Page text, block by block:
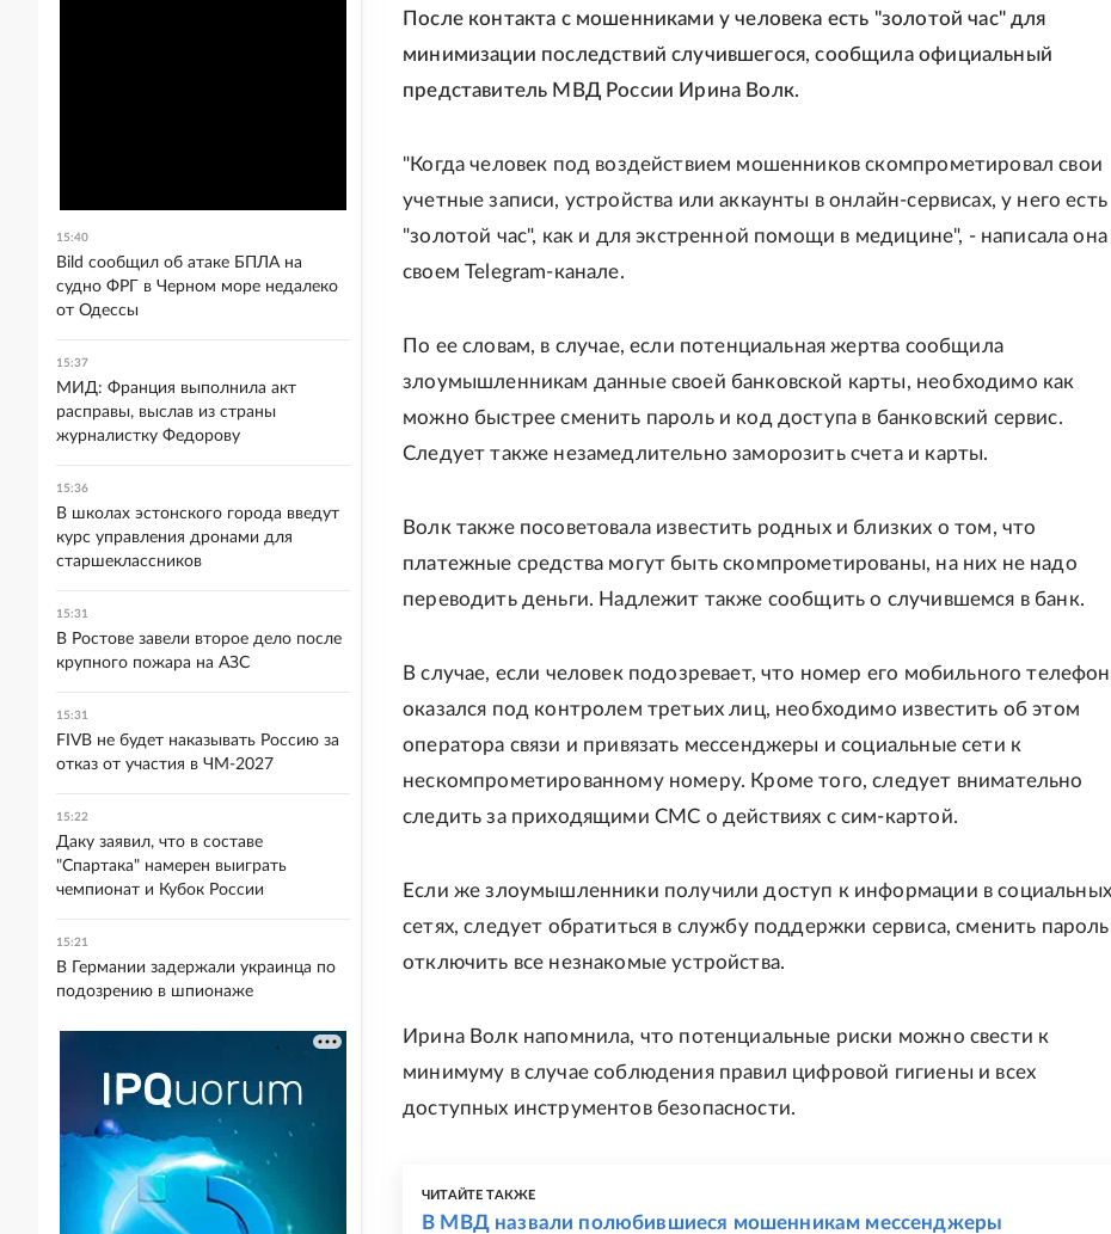
После контакта с мошенниками у человека есть "золотой час" для
минимизации последствий случившегося, сообщила официальный
представитель МВД России Ирина Волк.
"Когда человек под воздействием мошенников скомпрометировал свои
учетные записи, устройства или аккаунты в онлайн-сервисах, у него есть
"золотой час", как и для экстренной помощи в медицине", - написала она
своем Telegram-канале.
По ее словам, в случае, если потенциальная жертва сообщила
злоумышленникам данные своей банковской карты, необходимо как
можно быстрее сменить пароль и код доступа в банковский сервис.
Следует также незамедлительно заморозить счета и карты.
Волк также посоветовала известить родных и близких о том, что
платежные средства могут быть скомпрометированы, на них не надо
переводить деньги. Надлежит также сообщить о случившемся в банк.
В случае, если человек подозревает, что номер его мобильного
оказался под контролем третьих лиц, необходимо известить об этом
оператора связи и привязать мессенджеры и социальные сети к
нескомпрометированному номеру. Кроме того, следует внимательно
следить за приходящими СМС о действиях с сим-картой.
Если же злоумышленники получили доступ к информации в социальных
сетях, следует обратиться в службу поддержки сервиса, сменить
отключить все незнакомые устройства.
Ирина Волк напомнила, что потенциальные риски можно свести к
минимуму в случае соблюдения правил цифровой гигиены и всех
доступных инструментов безопасности.
ЧИТАЙТЕ ТАКЖЕ
В МВД назвали полюбившиеся мошенникам мессенджеры
15:40
Bild сообщил об атаке БПЛА на
судно ФРГ в Черном море недалеко
от Одессы
15:37
МИД: Франция выполнила акт
расправы, выслав из страны
журналистку Федорову
15:36
В школах эстонского города введут
курс управления дронами для
старшеклассников
15:31
В Ростове завели второе дело после
крупного пожара на АЗС
15:31
FIVB не будет наказывать Россию за
отказ от участия в ЧМ-2027
15:22
Даку заявил, что в составе
"Спартака" намерен выиграть
чемпионат и Кубок России
15:21
В Германии задержали украинца по
подозрению в шпионаже